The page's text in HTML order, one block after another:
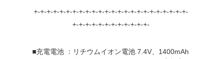
+-+-+-+-+-+-+-+-+-+-+-+-+-+-+-+-+-+-+-+-+-+-+-+-
+-+-+-+-+-+-+-+-+-+-+-+-
■充電電池 ：リチウムイオン電池 7.4V、1400mAh